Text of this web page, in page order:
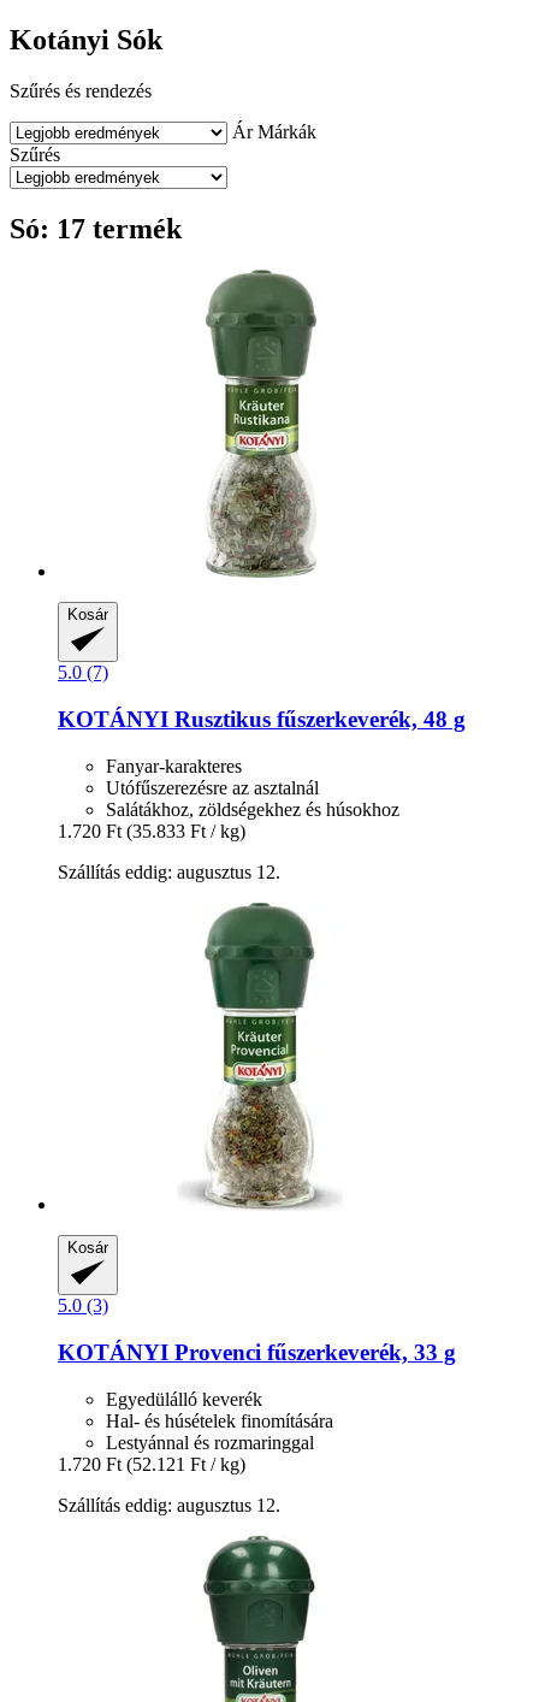
Kotányi Sók
Szűrés és rendezés
Ár Márkák
Szűrés
Só: 17 termék
Kosár
5.0 (7)
KOTÁNYI Rusztikus fűszerkeverék, 48 g
Fanyar-karakteres
Utófűszerezésre az asztalnál
Salátákhoz, zöldségekhez és húsokhoz
1.720 Ft (35.833 Ft / kg)
Szállítás eddig: augusztus 12.
Kosár
5.0 (3)
KOTÁNYI Provenci fűszerkeverék, 33 g
Egyedülálló keverék
Hal- és húsételek finomítására
Lestyánnal és rozmaringgal
1.720 Ft (52.121 Ft / kg)
Szállítás eddig: augusztus 12.